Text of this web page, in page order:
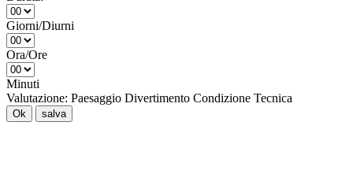
Giorni/Diurni
Ora/Ore
Minuti
Valutazione: Paesaggio Divertimento Condizione Tecnica
Ok salva